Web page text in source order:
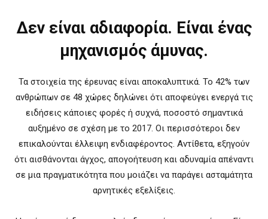
Δεν είναι αδιαφορία. Είναι ένας
μηχανισμός άμυνας.
Τα στοιχεία της έρευνας είναι αποκαλυπτικά. Το 42% των
ανθρώπων σε 48 χώρες δηλώνει ότι αποφεύγει ενεργά τις
ειδήσεις κάποιες φορές ή συχνά, ποσοστό σημαντικά
αυξημένο σε σχέση με το 2017. Οι περισσότεροι δεν
επικαλούνται έλλειψη ενδιαφέροντος. Αντίθετα, εξηγούν
ότι αισθάνονται άγχος, απογοήτευση και αδυναμία απέναντι
σε μια πραγματικότητα που μοιάζει να παράγει ασταμάτητα
αρνητικές εξελίξεις.